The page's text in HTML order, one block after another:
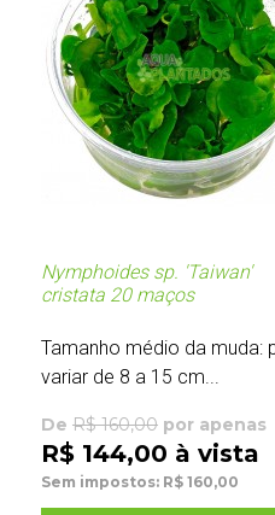
Nymphoides sp. 'Taiwan'
cristata 20 maços
Tamanho médio da muda:
variar de 8 a 15 cm...
De R$ 160,00por apenas
R$ 144,00 à vista
Sem impostos: R$ 160,00